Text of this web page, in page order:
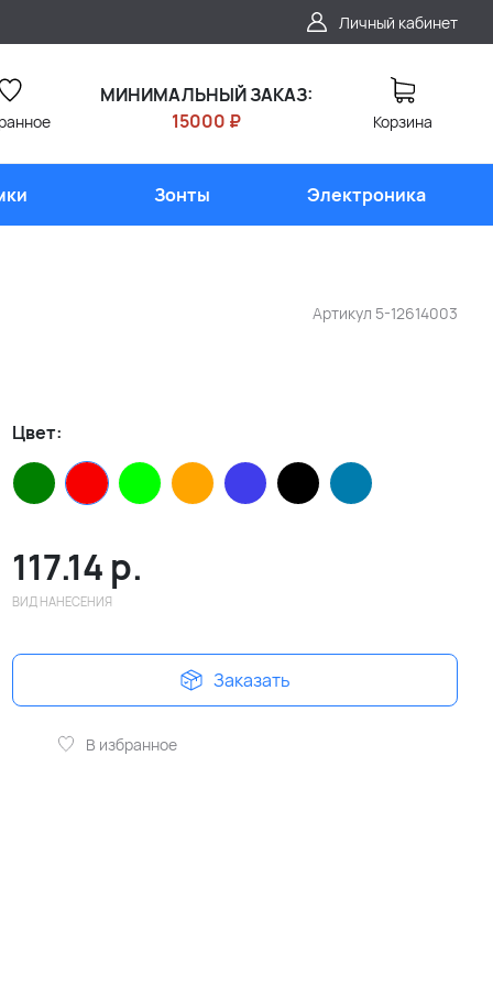
Личный кабинет
МИНИМАЛЬНЫЙ ЗАКАЗ:
15000 ₽
Корзина
Зонты Электроника
Артикул 5-12614003
Цвет:
117.14 р.
ВИД НАНЕСЕНИЯ
Заказать
В избранное